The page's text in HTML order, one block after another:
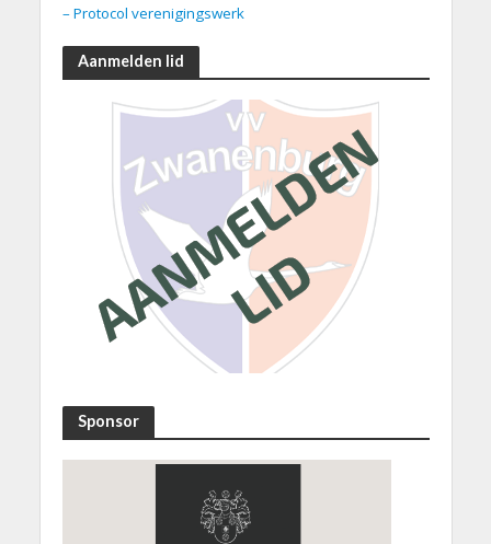
– Protocol verenigingswerk
Aanmelden lid
Sponsor